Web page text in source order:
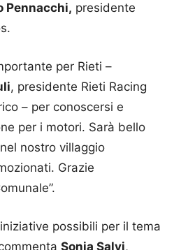
Pennacchi, presidente
per Rieti –
, presidente Rieti Racing
– per conoscersi e
per i motori. Sarà bello
nostro villaggio
Grazie
possibili per il tema
Sonia Salvi,